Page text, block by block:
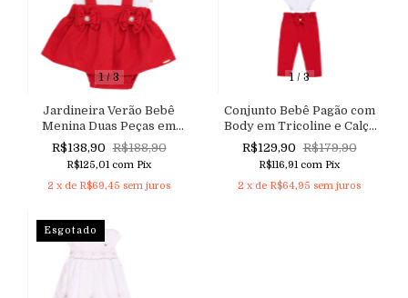
1/3
Jardineira Verão Bebê
Menina Duas Peças em
Sarja Linho e Body em
Malha com Gola Bordada e
Aplicação de Pérolas.
R$138,90 R$188,90
R$125,01 com Pix
2 x de R$69,45 sem juros
1/ 3
Conjunto Bebê Pagão com
Body em Tricoline e Calça
Clochard
R$129,90 R$179,90
R$116,91 com Pix
2 x de R$64,95 sem juros
Esgotado